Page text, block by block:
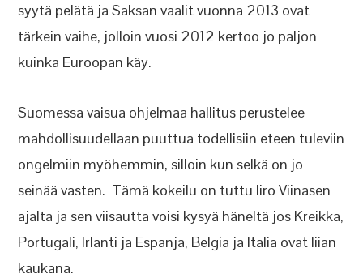
syytä pelätä ja Saksan vaalit vuonna 2013 ovat
tärkein vaihe, jolloin vuosi 2012 kertoo jo paljon
kuinka Euroopan käy.
Suomessa vaisua ohjelmaa hallitus perustelee
mahdollisuudellaan puuttua todellisiin eteen tuleviin
ongelmiin myöhemmin, silloin kun selkä on jo
seinää vasten. Tämä kokeilu on tuttu Iiro Viinasen
ajalta ja sen viisautta voisi kysyä häneltä jos Kreikka,
Portugali, Irlanti ja Espanja, Belgia ja Italia ovat liian
kaukana.